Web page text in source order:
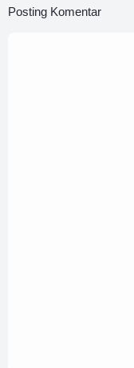
Posting Komentar